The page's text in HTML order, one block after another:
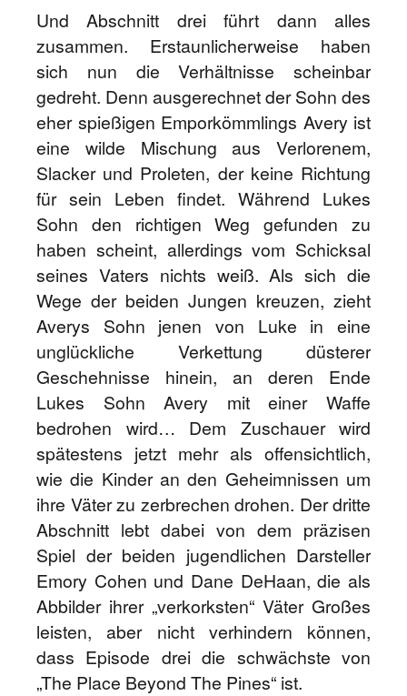
Und Abschnitt drei führt dann alles
zusammen. Erstaunlicherweise haben
sich nun die Verhältnisse scheinbar
gedreht. Denn ausgerechnet der Sohn des
eher spießigen Emporkömmlings Avery ist
eine wilde Mischung aus Verlorenem,
Slacker und Proleten, der keine Richtung
für sein Leben findet. Während Lukes
Sohn den richtigen Weg gefunden zu
haben scheint, allerdings vom Schicksal
seines Vaters nichts weiß. Als sich die
Wege der beiden Jungen kreuzen, zieht
Averys Sohn jenen von Luke in eine
unglückliche Verkettung düsterer
Geschehnisse hinein, an deren Ende
Lukes Sohn Avery mit einer Waffe
bedrohen wird… Dem Zuschauer wird
spätestens jetzt mehr als offensichtlich,
wie die Kinder an den Geheimnissen um
ihre Väter zu zerbrechen drohen. Der dritte
Abschnitt lebt dabei von dem präzisen
Spiel der beiden jugendlichen Darsteller
Emory Cohen und Dane DeHaan, die als
Abbilder ihrer „verkorksten“ Väter Großes
leisten, aber nicht verhindern können,
dass Episode drei die schwächste von
„The Place Beyond The Pines“ ist.